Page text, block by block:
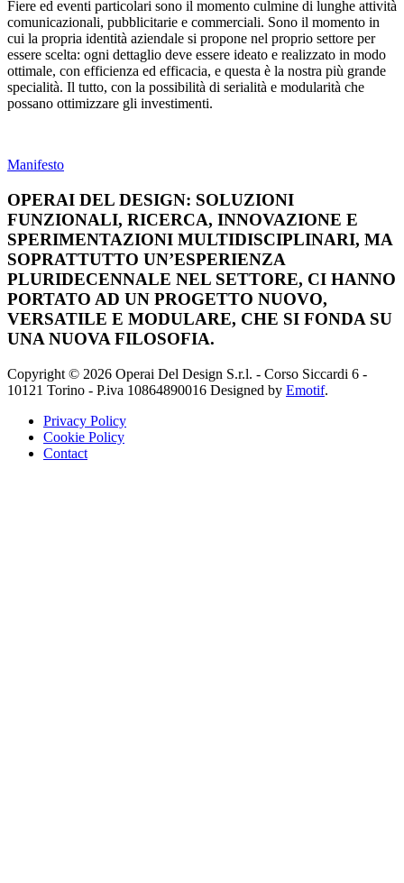
Fiere ed eventi particolari sono il momento culmine di lunghe attività
comunicazionali, pubblicitarie e commerciali. Sono il momento in
cui la propria identità aziendale si propone nel proprio settore per
essere scelta: ogni dettaglio deve essere ideato e realizzato in modo
ottimale, con efficienza ed efficacia, e questa è la nostra più grande
specialità. Il tutto, con la possibilità di serialità e modularità che
possano ottimizzare gli investimenti.
Manifesto
OPERAI DEL DESIGN: SOLUZIONI
FUNZIONALI, RICERCA, INNOVAZIONE E
SPERIMENTAZIONI MULTIDISCIPLINARI, MA
SOPRATTUTTO UN’ESPERIENZA
PLURIDECENNALE NEL SETTORE, CI HANNO
PORTATO AD UN PROGETTO NUOVO,
VERSATILE E MODULARE, CHE SI FONDA SU
UNA NUOVA FILOSOFIA.
Copyright © 2026 Operai Del Design S.r.l. - Corso Siccardi 6 -
10121 Torino - P.iva 10864890016 Designed by Emotif.
Privacy Policy
Cookie Policy
Contact